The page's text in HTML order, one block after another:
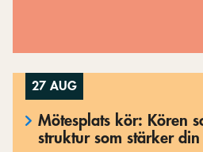
27 AUG
Mötesplats kör: Kören
struktur som stärker